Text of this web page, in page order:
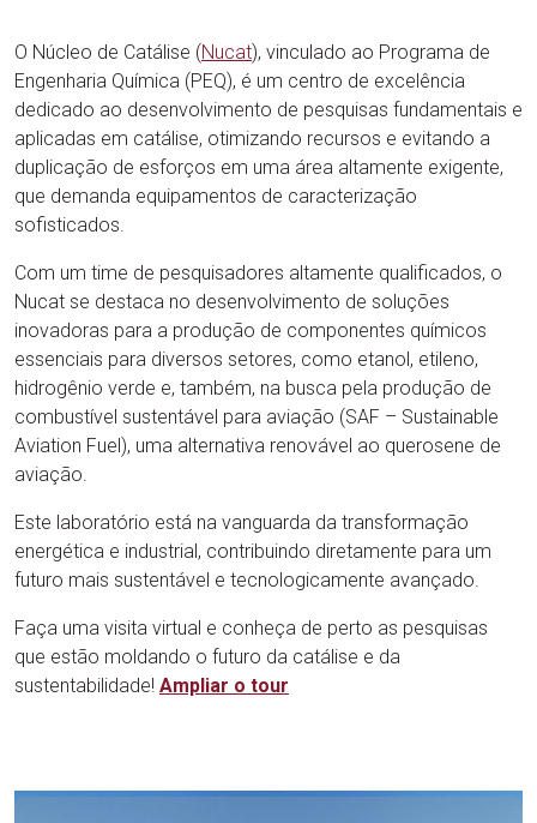
O Núcleo de Catálise (Nucat), vinculado ao Programa de
Engenharia Química (PEQ), é um centro de excelência
dedicado ao desenvolvimento de pesquisas fundamentais e
aplicadas em catálise, otimizando recursos e evitando a
duplicação de esforços em uma área altamente exigente,
que demanda equipamentos de caracterização
sofisticados.
Com um time de pesquisadores altamente qualificados, o
Nucat se destaca no desenvolvimento de soluções
inovadoras para a produção de componentes químicos
essenciais para diversos setores, como etanol, etileno,
hidrogênio verde e, também, na busca pela produção de
combustível sustentável para aviação (SAF – Sustainable
Aviation Fuel), uma alternativa renovável ao querosene de
aviação.
Este laboratório está na vanguarda da transformação
energética e industrial, contribuindo diretamente para um
futuro mais sustentável e tecnologicamente avançado.
Faça uma visita virtual e conheça de perto as pesquisas
que estão moldando o futuro da catálise e da
sustentabilidade! Ampliar o tour